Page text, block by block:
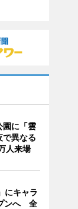
園に「雲
異なる
人来場
にキャラ
ンへ 全